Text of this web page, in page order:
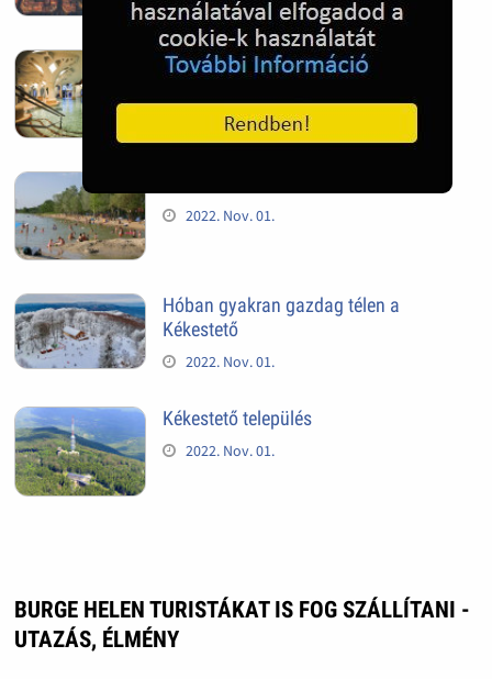
Hagymatikum | Makó fürdő
2022. Nov. 01.
Hóban gyakran gazdag télen a
Kékestető
2022. Nov. 01.
Kékestető település
2022. Nov. 01.
BURGE HELEN TURISTÁKAT IS FOG SZÁLLÍTANI -
UTAZÁS, ÉLMÉNY